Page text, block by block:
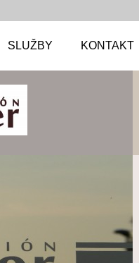
SLUŽBY KONTAKT